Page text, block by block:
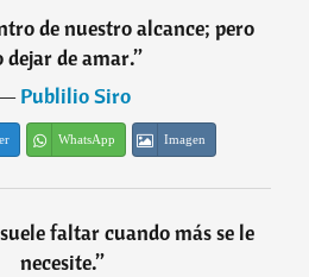
de nuestro alcance; pero
dejar de amar.”
Publilio Siro
WhatsApp Imagen
faltar cuando más se le
necesite.”